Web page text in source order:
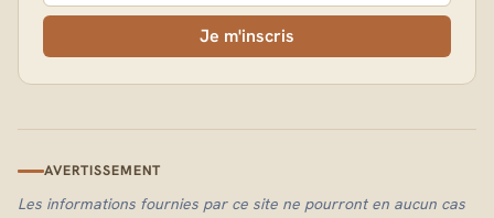
Je m'inscris
AVERTISSEMENT
Les informations fournies par ce site ne pourront en aucun cas